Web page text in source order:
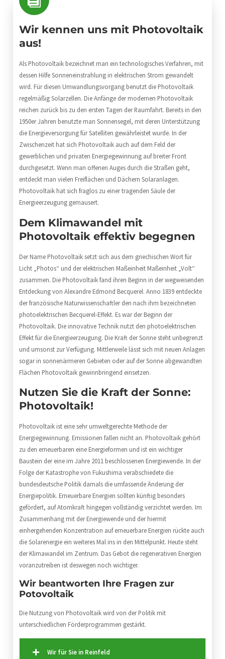
Wir kennen uns mit Photovoltaik
aus!
Als Photovoltaik bezeichnet man ein technologisches Verfahren, mit
dessen Hilfe Sonneneinstrahlung in elektrischen Strom gewandelt
wird. Für diesen Umwandlungsvorgang benutzt die Photovoltaik
regelmäßig Solarzellen. Die Anfänge der modernen Photovoltaik
reichen zurück bis zu den ersten Tagen der Raumfahrt. Bereits in den
1950er Jahren benutzte man Sonnensegel, mit deren Unterstützung
die Energieversorgung für Satelliten gewährleistet wurde. In der
Zwischenzeit hat sich Photovoltaik auch auf dem Feld der
gewerblichen und privaten Energiegewinnung auf breiter Front
durchgesetzt. Wenn man offenen Auges durch die Straßen geht,
entdeckt man vielen Freiflächen und Dächern Solaranlagen.
Photovoltaik hat sich fraglos zu einer tragenden Säule der
Energieerzeugung gemausert.
Dem Klimawandel mit
Photovoltaik effektiv begegnen
Der Name Photovoltaik setzt sich aus dem griechischen Wort für
Licht „Photos“ und der elektrischen Maßeinheit Maßeinheit „Volt“
zusammen. Die Photovoltaik fand ihren Beginn in der wegweisenden
Entdeckung von Alexandre Edmond Becquerel. Anno 1839 entdeckte
der französische Naturwissenschaftler den nach ihm bezeichneten
photoelektrischen Becquerel-Effekt. Es war der Beginn der
Photovoltaik. Die innovative Technik nutzt den photoelektrischen
Effekt für die Energieerzeugung. Die Kraft der Sonne steht unbegrenzt
und umsonst zur Verfügung. Mittlerweile lässt sich mit neuen Anlagen
sogar in sonnenärmeren Gebieten oder auf der Sonne abgewandten
Flächen Photovoltaik gewinnbringend einsetzen.
Nutzen Sie die Kraft der Sonne:
Photovoltaik!
Photovoltaik ist eine sehr umweltgerechte Methode der
Energiegewinnung. Emissionen fallen nicht an. Photovoltaik gehört
zu den erneuerbaren eine Energieformen und ist ein wichtiger
Baustein der eine im Jahre 2011 beschlossenen Energiewende. In der
Folge der Katastrophe von Fukushima verabschiedete die
bundesdeutsche Politik damals die umfassende Änderung der
Energiepolitik. Erneuerbare Energien sollten künftig besonders
gefördert, auf Atomkraft hingegen vollständig verzichtet werden. Im
Zusammenhang mit der Energiewende und der hiermit
einhergehenden Konzentration auf erneuerbare Energien rückte auch
die Solarenergie ein weiteres Mal ins in den Mittelpunkt. Heute steht
der Klimawandel im Zentrum. Das Gebot die regenerativen Energien
voranzutreiben ist deswegen noch wichtiger.
Wir beantworten Ihre Fragen zur
Potovoltaik
Die Nutzung von Photovoltaik wird von der Politik mit
unterschiedlichen Förderprogrammen gestärkt.
Wir für Sie in Reinfeld